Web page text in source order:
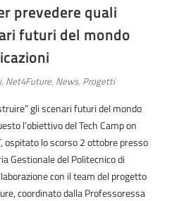
prevedere quali
futuri del mondo
, Net4Future, News, Progetti
gli scenari futuri del mondo
l’obiettivo del Tech Camp on
ospitato lo scorso 2 ottobre presso
Gestionale del Politecnico di
con il team del progetto
coordinato dalla Professoressa